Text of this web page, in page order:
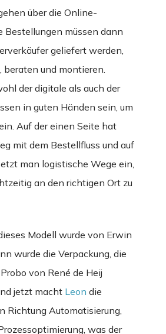
über die Online-
Bestellungen müssen dann
geliefert werden,
und montieren.
der digitale als auch der
in guten Händen sein, um
Auf der einen Seite hat
mit dem Bestellfluss und auf
man logistische Wege ein,
an den richtigen Ort zu
Modell wurde von Erwin
wurde die Verpackung, die
von René de Heij
jetzt macht Leon die
Richtung Automatisierung,
was der